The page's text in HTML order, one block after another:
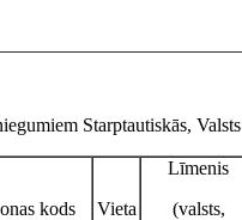
Starptautiskās,
kods Vieta
Līmenis
(valsts,